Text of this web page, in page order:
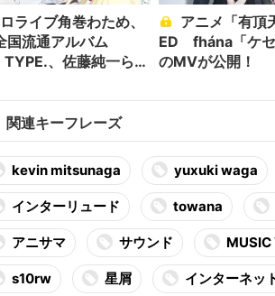
国流通アルバム
TYPE.、佐藤純一ら楽
ED fhána「ケセ
のMVが公開！
関連キーフレーズ
kevin mitsunaga yuxuki waga
インターリュード towana
アニサマ サウンド MUSIC
s10rw 星屑 インターネッ